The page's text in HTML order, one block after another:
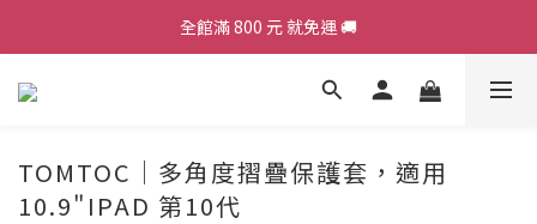
加入會員，現領 50 元購物金 ε٩(๑> ₃ <)۶з全館滿 800 元 就免運 🚚
加入會員，現領 50 元購物金 ε٩(๑> ₃ <)۶з
TOMTOC｜多角度摺疊保護套，適用
10.9"IPAD 第10代